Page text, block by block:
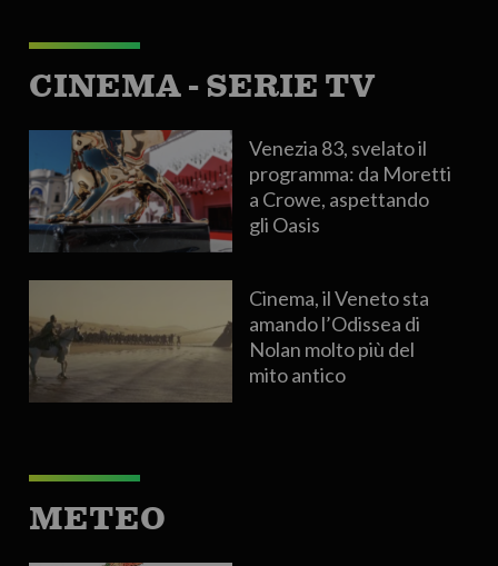
CINEMA - SERIE TV
Venezia 83, svelato il
programma: da Moretti
a Crowe, aspettando
gli Oasis
Cinema, il Veneto sta
amando l’Odissea di
Nolan molto più del
mito antico
METEO